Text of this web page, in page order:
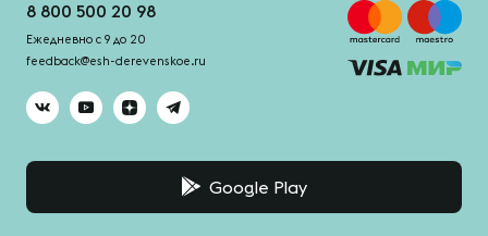
8 800 500 20 98
Ежедневно с 9 до 20
feedback@esh-derevenskoe.ru
Google Play